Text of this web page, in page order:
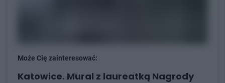
Może Cię zainteresować:
Katowice. Mural z laureatką Nagrody